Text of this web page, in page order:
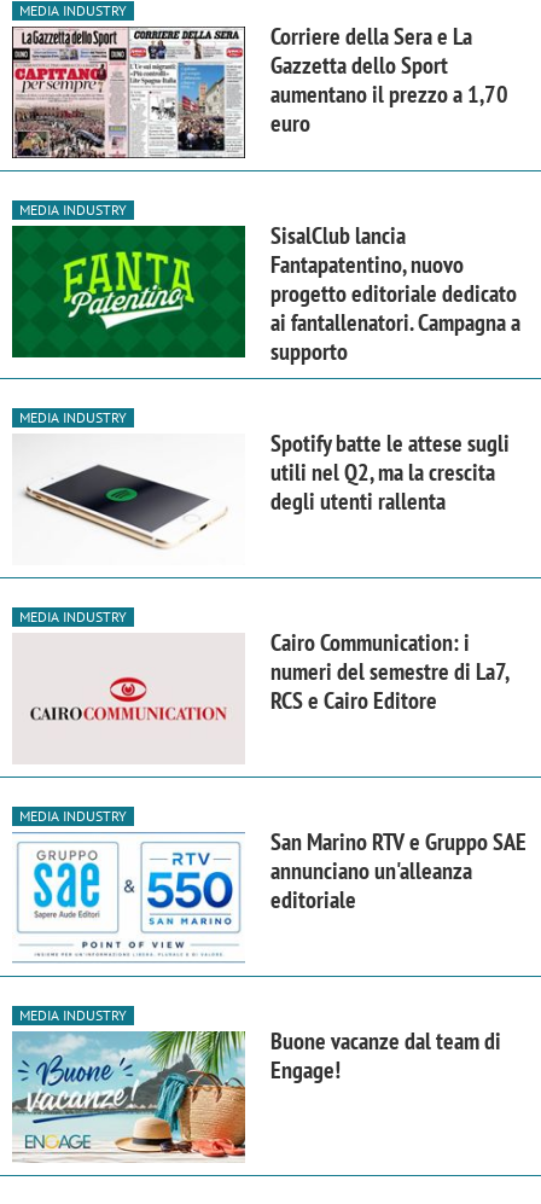
MEDIA INDUSTRY
Corriere della Sera e La
Gazzetta dello Sport
aumentano il prezzo a 1,70
euro
MEDIA INDUSTRY
SisalClub lancia
Fantapatentino, nuovo
progetto editoriale dedicato
ai fantallenatori. Campagna a
supporto
MEDIA INDUSTRY
Spotify batte le attese sugli
utili nel Q2, ma la crescita
degli utenti rallenta
MEDIA INDUSTRY
Cairo Communication: i
numeri del semestre di La7,
RCS e Cairo Editore
MEDIA INDUSTRY
San Marino RTV e Gruppo SAE
annunciano un'alleanza
editoriale
MEDIA INDUSTRY
Buone vacanze dal team di
Engage!